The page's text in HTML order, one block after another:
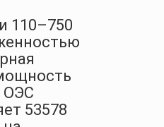
110–750
ОЭС
53578